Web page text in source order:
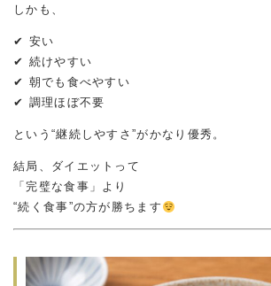
しかも、
✔ 安い
✔ 続けやすい
✔ 朝でも食べやすい
✔ 調理ほぼ不要
という“継続しやすさ”がかなり優秀。
結局、ダイエットって
「完璧な食事」より
“続く食事”の方が勝ちます